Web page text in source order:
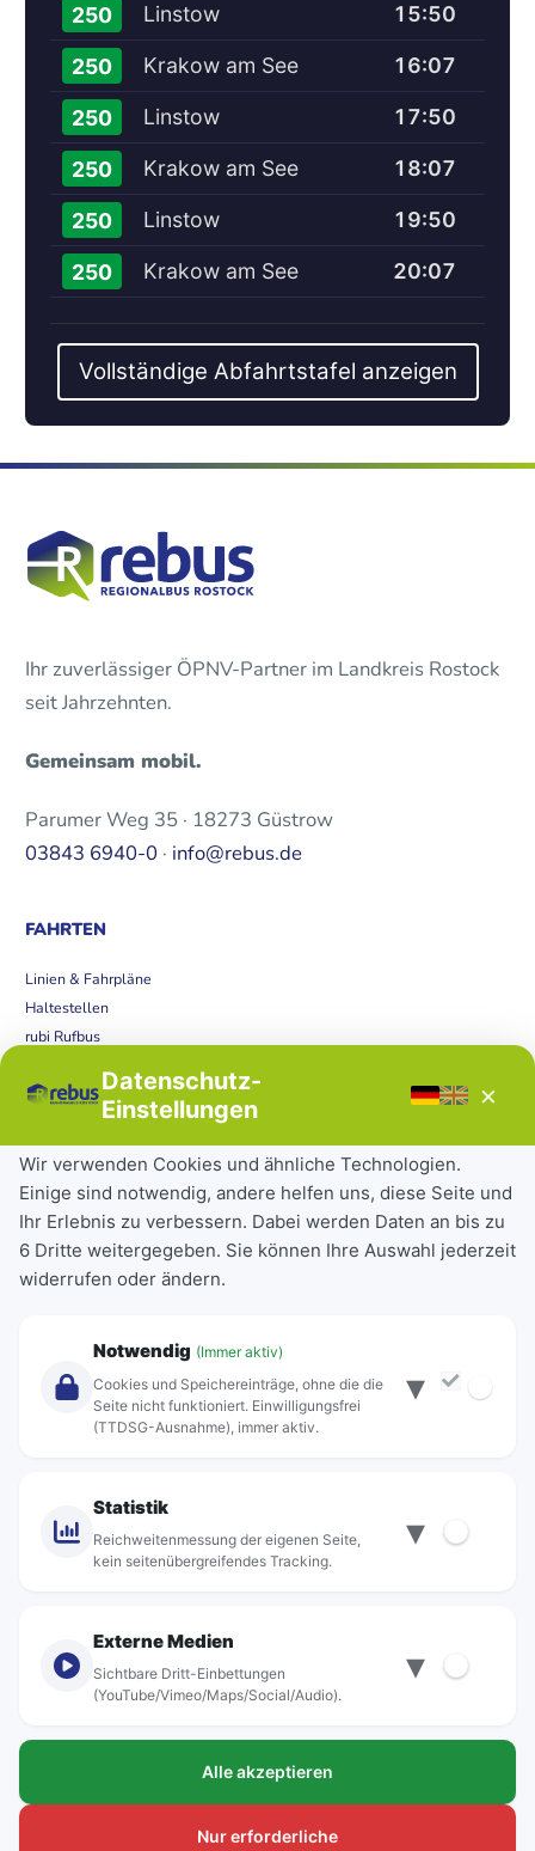
250 Linstow 15:50
250 Krakow am See 16:07
250 Linstow 17:50
250 Krakow am See 18:07
250 Linstow 19:50
250 Krakow am See 20:07
Vollständige Abfahrtstafel anzeigen
Ihr zuverlässiger ÖPNV-Partner im Landkreis Rostock
seit Jahrzehnten.
Gemeinsam mobil.
Parumer Weg 35 · 18273 Güstrow
03843 6940-0 · info@rebus.de
FAHRTEN
Linien & Fahrpläne
Haltestellen
rubi Rufbus
Störungen
Tickets & Tarife
Deutschlandticket
Schülerkarte
Einzeltickets
Abonnements
Über Rebus
Standorte
© rebus Regionalbus Rostock GmbH
Datenschutz-
Einstellungen
×
Wir verwenden Cookies und ähnliche Technologien.
Einige sind notwendig, andere helfen uns, diese Seite und
Ihr Erlebnis zu verbessern. Dabei werden Daten an bis zu
6 Dritte weitergegeben. Sie können Ihre Auswahl jederzeit
widerrufen oder ändern.
Notwendig (Immer aktiv)
Cookies und Speichereinträge, ohne die die
Seite nicht funktioniert. Einwilligungsfrei
(TTDSG-Ausnahme), immer aktiv.
▾
Statistik
Reichweitenmessung der eigenen Seite,
kein seitenübergreifendes Tracking.
▾
Externe Medien
Sichtbare Dritt-Einbettungen
(YouTube/Vimeo/Maps/Social/Audio).
▾
Alle akzeptieren
Nur erforderliche